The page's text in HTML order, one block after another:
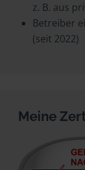
z. B. aus
Betreiber
(seit 2022)
Meine